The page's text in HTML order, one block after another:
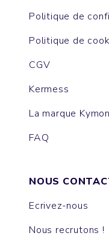
Politique de
Politique de
CGV
Kermess
La marque
FAQ
NOUS
Ecrivez-nous
Nous recrutons !